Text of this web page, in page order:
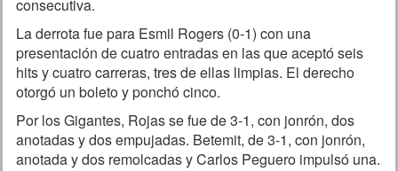
consecutiva.
La derrota fue para Esmil Rogers (0-1) con una
presentación de cuatro entradas en las que aceptó seis
hits y cuatro carreras, tres de ellas limpias. El derecho
otorgó un boleto y ponchó cinco.
Por los Gigantes, Rojas se fue de 3-1, con jonrón, dos
anotadas y dos empujadas. Betemit, de 3-1, con jonrón,
anotada y dos remolcadas y Carlos Peguero impulsó una.